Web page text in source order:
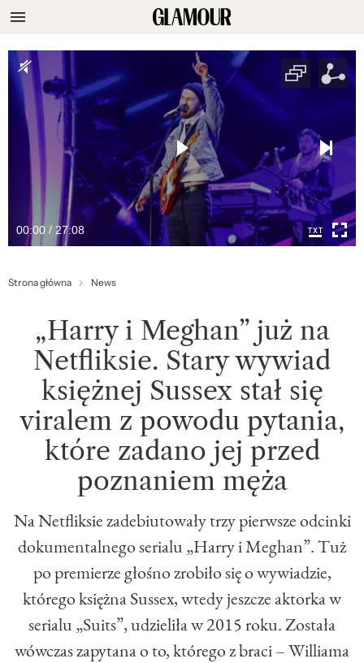
00:00 / 27:08
Strona główna News
„Harry i Meghan” już na
Netfliksie. Stary wywiad
księżnej Sussex stał się
viralem z powodu pytania,
które zadano jej przed
poznaniem męża
Na Netfliksie zadebiutowały trzy pierwsze odcinki
dokumentalnego serialu „Harry i Meghan”. Tuż
po premierze głośno zrobiło się o wywiadzie,
którego księżna Sussex, wtedy jeszcze aktorka w
serialu „Suits”, udzieliła w 2015 roku. Została
wówczas zapytana o to, którego z braci – Williama